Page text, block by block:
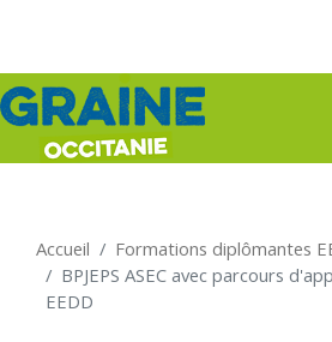
Accueil
Formations diplômantes
BPJEPS ASEC avec parcours
EEDD